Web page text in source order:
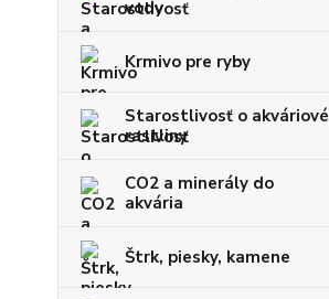
vody
Krmivo pre ryby
Starostlivosť o akváriové
rastliny
CO2 a minerály do
akvária
Štrk, piesky, kamene